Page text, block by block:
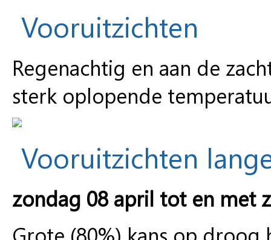
Vooruitzichten
Regenachtig en aan de
sterk oplopende
Vooruitzichten
zondag 08 april tot en met